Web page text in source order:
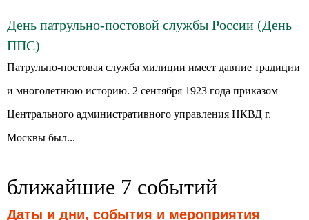
День патрульно-постовой службы России (День
ППС)
Патрульно-постовая служба милиции имеет давние традиции
и многолетнюю историю. 2 сентября 1923 года приказом
Центрального административного управления НКВД г.
Москвы был...
ближайшие 7 событий
Даты и дни, события и мероприятия